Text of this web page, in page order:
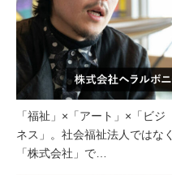
「福祉」×「アート」×「ビジ
ネス」。社会福祉法人ではなく
「株式会社」で…